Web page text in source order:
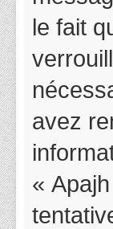
le fait
avez
«